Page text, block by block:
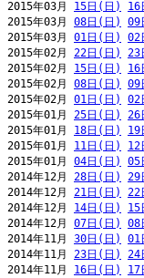
2015年03月 15日(日) 16
2015年03月 08日(日) 09
2015年03月 01日(日) 02
2015年02月 22日(日) 23
2015年02月 15日(日) 16
2015年02月 08日(日) 09
2015年02月 01日(日) 02
2015年01月 25日(日) 26
2015年01月 18日(日) 19
2015年01月 11日(日) 12
2015年01月 04日(日) 05
2014年12月 28日(日) 29
2014年12月 21日(日) 22
2014年12月 14日(日) 15
2014年12月 07日(日) 08
2014年11月 30日(日) 01
2014年11月 23日(日) 24
2014年11月 16日(日) 17